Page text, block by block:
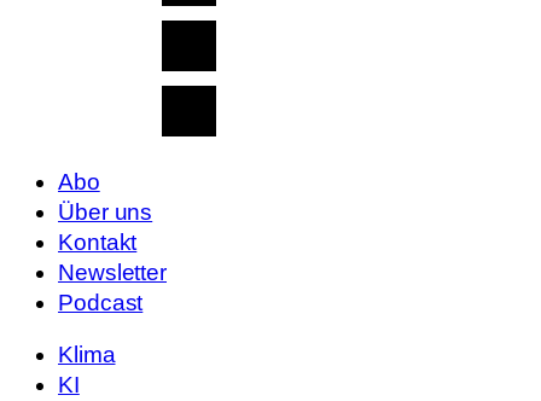
Abo
Über uns
Kontakt
Newsletter
Podcast
Klima
KI